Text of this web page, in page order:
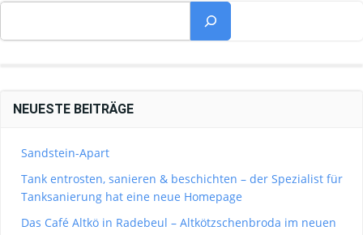
NEUESTE BEITRÄGE
Sandstein-Apart
Tank entrosten, sanieren & beschichten – der Spezialist für
Tanksanierung hat eine neue Homepage
Das Café Altkö in Radebeul – Altkötzschenbroda im neuen